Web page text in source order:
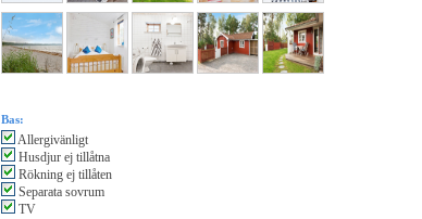
Bas:
Allergivänligt
Husdjur ej tillåtna
Rökning ej tillåten
Separata sovrum
TV